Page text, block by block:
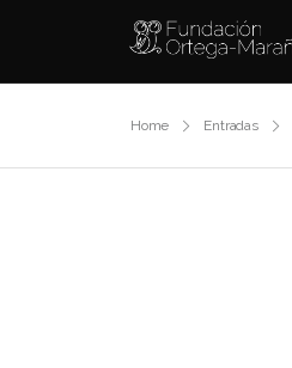
Home Entradas